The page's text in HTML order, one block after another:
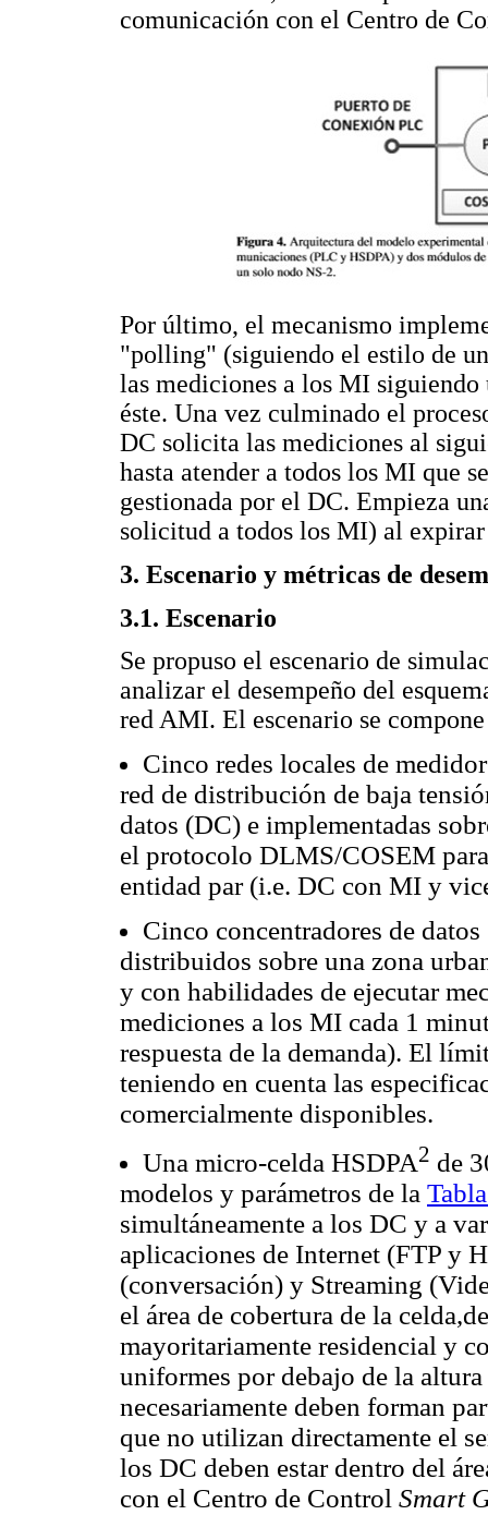
comunicación con el Centro de
Por último, el mecanismo
"polling" (siguiendo el estilo de
las mediciones a los MI
éste. Una vez culminado el
DC solicita las mediciones al
hasta atender a todos los MI que
gestionada por el DC. Empieza
solicitud a todos los MI) al
3. Escenario y métricas de
3.1. Escenario
Se propuso el escenario de
analizar el desempeño del
red AMI. El escenario se
Cinco redes locales de
red de distribución de baja
datos (DC) e implementadas
el protocolo DLMS/COSEM
entidad par (i.e. DC con MI y
Cinco concentradores de
distribuidos sobre una zona
y con habilidades de ejecutar
mediciones a los MI cada 1
respuesta de la demanda). El
teniendo en cuenta las
comercialmente disponibles.
Una micro-celda HSDPA2 de
modelos y parámetros de la
simultáneamente a los DC y a
aplicaciones de Internet (FTP y
(conversación) y Streaming
el área de cobertura de la
mayoritariamente residencial y
uniformes por debajo de la
necesariamente deben forman
que no utilizan directamente el
los DC deben estar dentro del
con el Centro de Control Smart